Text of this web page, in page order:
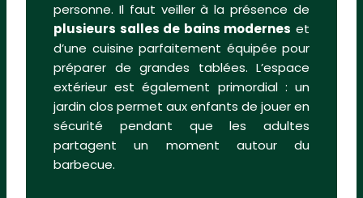
personne. Il faut veiller à la présence de
plusieurs salles de bains modernes et
d’une cuisine parfaitement équipée pour
préparer de grandes tablées. L’espace
extérieur est également primordial : un
jardin clos permet aux enfants de jouer en
sécurité pendant que les adultes
partagent un moment autour du
barbecue.